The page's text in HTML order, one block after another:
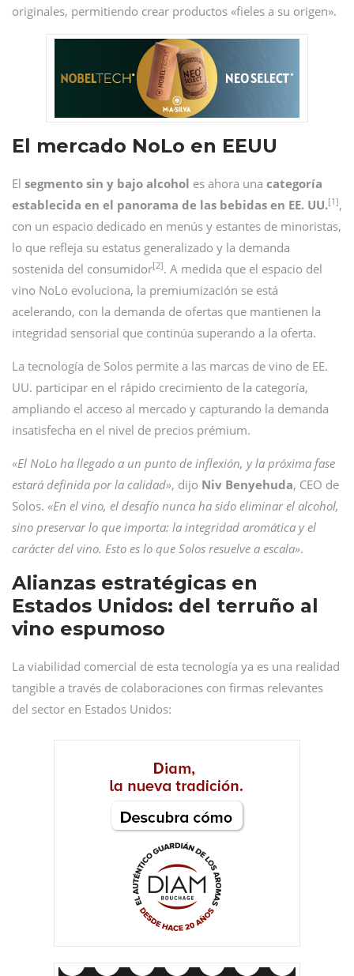
originales, permitiendo crear productos «fieles a su origen».
El mercado NoLo en EEUU
El segmento sin y bajo alcohol es ahora una categoría
establecida en el panorama de las bebidas en EE. UU.[1],
con un espacio dedicado en menús y estantes de minoristas,
lo que refleja su estatus generalizado y la demanda
sostenida del consumidor[2]. A medida que el espacio del
vino NoLo evoluciona, la premiumización se está
acelerando, con la demanda de ofertas que mantienen la
integridad sensorial que continúa superando a la oferta.
La tecnología de Solos permite a las marcas de vino de EE.
UU. participar en el rápido crecimiento de la categoría,
ampliando el acceso al mercado y capturando la demanda
insatisfecha en el nivel de precios prémium.
«El NoLo ha llegado a un punto de inflexión, y la próxima fase
estará definida por la calidad», dijo Niv Benyehuda, CEO de
Solos. «En el vino, el desafío nunca ha sido eliminar el alcohol,
sino preservar lo que importa: la integridad aromática y el
carácter del vino. Esto es lo que Solos resuelve a escala».
Alianzas estratégicas en
Estados Unidos: del terruño al
vino espumoso
La viabilidad comercial de esta tecnología ya es una realidad
tangible a través de colaboraciones con firmas relevantes
del sector en Estados Unidos: